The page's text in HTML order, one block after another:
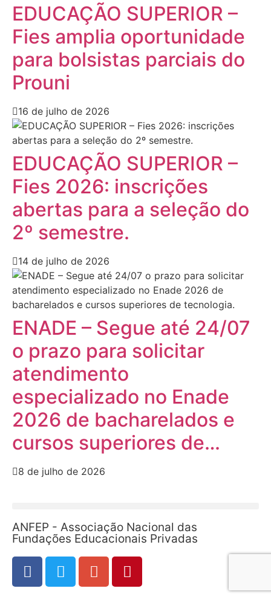
EDUCAÇÃO SUPERIOR –
Fies amplia oportunidade
para bolsistas parciais do
Prouni
16 de julho de 2026
EDUCAÇÃO SUPERIOR –
Fies 2026: inscrições
abertas para a seleção do
2º semestre.
14 de julho de 2026
ENADE – Segue até 24/07
o prazo para solicitar
atendimento
especializado no Enade
2026 de bacharelados e
cursos superiores de…
8 de julho de 2026
ANFEP - Associação Nacional das
Fundações Educacionais Privadas